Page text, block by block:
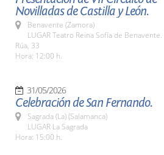
Novilladas de Castilla y León.
Benavente (Zamora)
LUGAR Teatro Reina Sofía de Benavente.
Rúa, 33
Hora: 12:00 h.
31/05/2026
Celebración de San Fernando.
Sagrada (La) (Salamanca)
LUGAR La Sagrada
Hora: 15:00 h.